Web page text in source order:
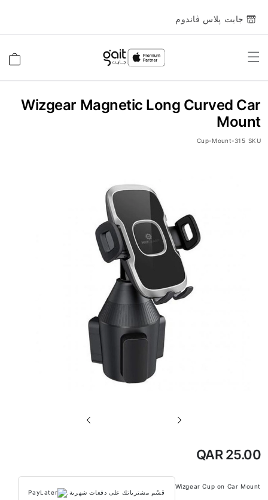
جايت پلاس ڤاندوم
Toggle
Wizgear Magnetic Long Curved Car
Mount
SKU
Cup-Mount-315
معرض
QAR 25.00
Wizgear Cup on Car Mount
قسّم مشترياتك على دفعات شهرية.